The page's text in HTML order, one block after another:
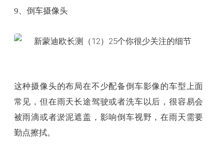
9、倒车摄像头
这种摄像头的布局在不少配备倒车影像的车型上面
常见，但在雨天长途驾驶或者洗车以后，很容易会
被雨滴或者淤泥遮盖，影响倒车视野，在雨天需要
勤点擦拭。